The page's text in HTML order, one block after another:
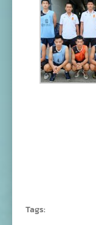
Tags: